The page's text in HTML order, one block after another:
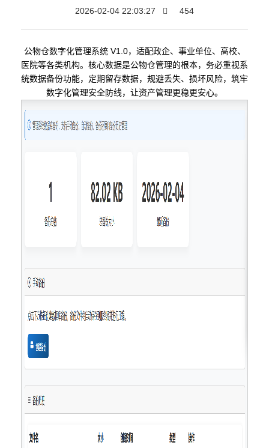
2026-02-04 22:03:27 454
公物仓数字化管理系统 V1.0，适配政企、事业单位、高校、
医院等各类机构。核心数据是公物仓管理的根本，务必重视系
统数据备份功能，定期留存数据，规避丢失、损坏风险，筑牢
数字化管理安全防线，让资产管理更稳更安心。